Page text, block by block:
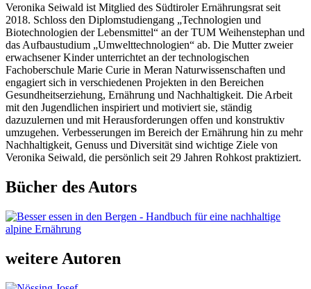
Veronika Seiwald ist Mitglied des Südtiroler Ernährungsrat seit
2018. Schloss den Diplomstudiengang „Technologien und
Biotechnologien der Lebensmittel“ an der TUM Weihenstephan und
das Aufbaustudium „Umwelttechnologien“ ab. Die Mutter zweier
erwachsener Kinder unterrichtet an der technologischen
Fachoberschule Marie Curie in Meran Naturwissenschaften und
engagiert sich in verschiedenen Projekten in den Bereichen
Gesundheitserziehung, Ernährung und Nachhaltigkeit. Die Arbeit
mit den Jugendlichen inspiriert und motiviert sie, ständig
dazuzulernen und mit Herausforderungen offen und konstruktiv
umzugehen. Verbesserungen im Bereich der Ernährung hin zu mehr
Nachhaltigkeit, Genuss und Diversität sind wichtige Ziele von
Veronika Seiwald, die persönlich seit 29 Jahren Rohkost praktiziert.
Bücher des Autors
weitere Autoren